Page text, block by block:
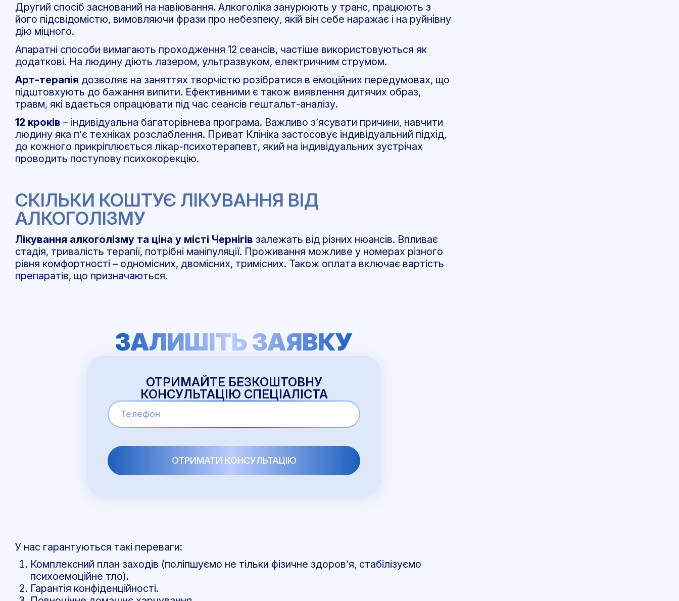
Другий спосіб заснований на навіювання. Алкоголіка занурюють у транс, працюють з
його підсвідомістю, вимовляючи фрази про небезпеку, якій він себе наражає і на руйнівну
дію міцного.
Апаратні способи вимагають проходження 12 сеансів, частіше використовуються як
додаткові. На людину діють лазером, ультразвуком, електричним струмом.
Арт-терапія дозволяє на заняттях творчістю розібратися в емоційних передумовах, що
підштовхують до бажання випити. Ефективними є також виявлення дитячих образ,
травм, які вдається опрацювати під час сеансів гештальт-аналізу.
12 кроків – індивідуальна багаторівнева програма. Важливо з’ясувати причини, навчити
людину яка п’є техніках розслаблення. Приват Клініка застосовує індивідуальний підхід,
до кожного прикріплюється лікар-психотерапевт, який на індивідуальних зустрічах
проводить поступову психокорекцію.
СКІЛЬКИ КОШТУЄ ЛІКУВАННЯ ВІД
АЛКОГОЛІЗМУ
Лікування алкоголізму та ціна у місті Чернігів залежать від різних нюансів. Впливає
стадія, тривалість терапії, потрібні маніпуляції. Проживання можливе у номерах різного
рівня комфортності – одномісних, двомісних, тримісних. Також оплата включає вартість
препаратів, що призначаються.
ЗАЛИШІТЬ ЗАЯВКУ
ОТРИМАЙТЕ БЕЗКОШТОВНУ
КОНСУЛЬТАЦІЮ СПЕЦІАЛІСТА
У нас гарантуються такі переваги:
Комплексний план заходів (поліпшуємо не тільки фізичне здоров’я, стабілізуємо
психоемоційне тло).
Гарантія конфіденційності.